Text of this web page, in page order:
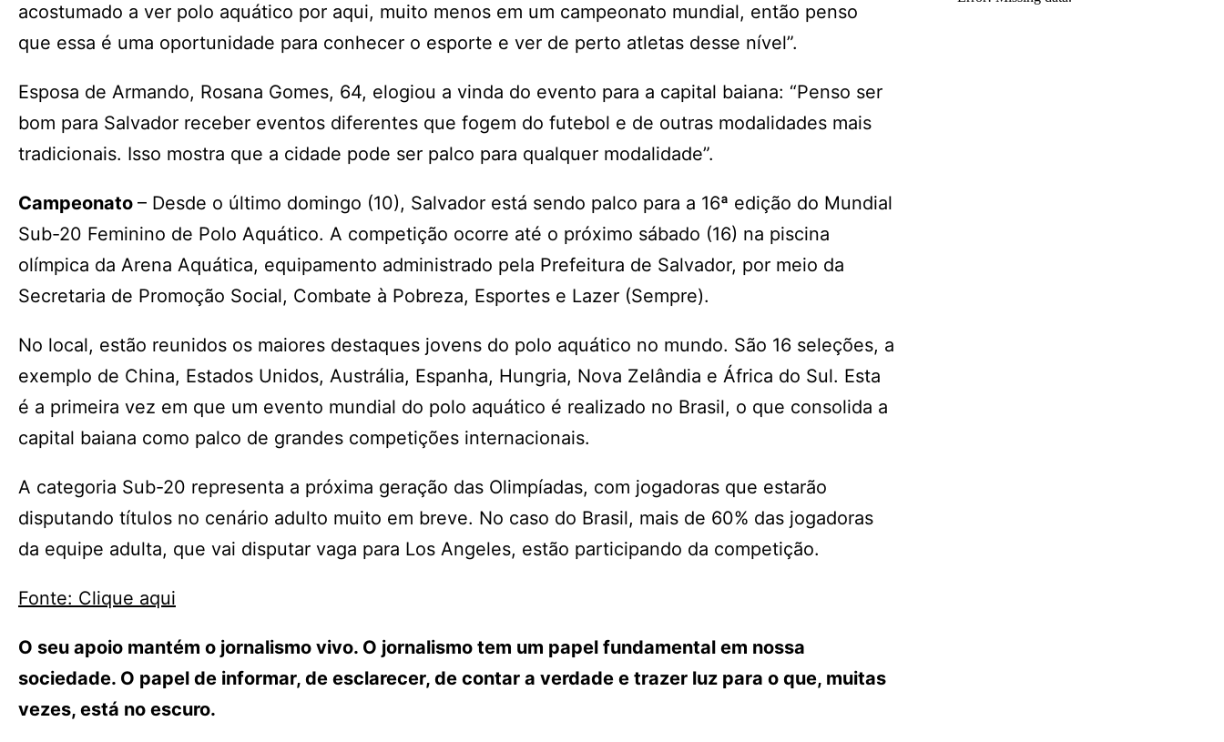
acostumado a ver polo aquático por aqui, muito menos em um campeonato mundial, então penso
que essa é uma oportunidade para conhecer o esporte e ver de perto atletas desse nível”.
Esposa de Armando, Rosana Gomes, 64, elogiou a vinda do evento para a capital baiana: “Penso ser
bom para Salvador receber eventos diferentes que fogem do futebol e de outras modalidades mais
tradicionais. Isso mostra que a cidade pode ser palco para qualquer modalidade”.
Campeonato – Desde o último domingo (10), Salvador está sendo palco para a 16ª edição do Mundial
Sub-20 Feminino de Polo Aquático. A competição ocorre até o próximo sábado (16) na piscina
olímpica da Arena Aquática, equipamento administrado pela Prefeitura de Salvador, por meio da
Secretaria de Promoção Social, Combate à Pobreza, Esportes e Lazer (Sempre).
No local, estão reunidos os maiores destaques jovens do polo aquático no mundo. São 16 seleções, a
exemplo de China, Estados Unidos, Austrália, Espanha, Hungria, Nova Zelândia e África do Sul. Esta
é a primeira vez em que um evento mundial do polo aquático é realizado no Brasil, o que consolida a
capital baiana como palco de grandes competições internacionais.
A categoria Sub-20 representa a próxima geração das Olimpíadas, com jogadoras que estarão
disputando títulos no cenário adulto muito em breve. No caso do Brasil, mais de 60% das jogadoras
da equipe adulta, que vai disputar vaga para Los Angeles, estão participando da competição.
Fonte: Clique aqui
O seu apoio mantém o jornalismo vivo. O jornalismo tem um papel fundamental em nossa
sociedade. O papel de informar, de esclarecer, de contar a verdade e trazer luz para o que, muitas
vezes, está no escuro.